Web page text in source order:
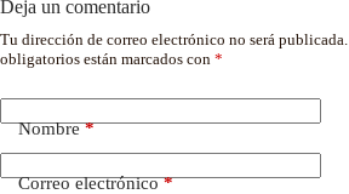
Deja un comentario
Tu dirección de correo electrónico no será publicada.
obligatorios están marcados con *
Nombre*
Correo electrónico*